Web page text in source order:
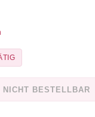
NICHT BESTELLBAR